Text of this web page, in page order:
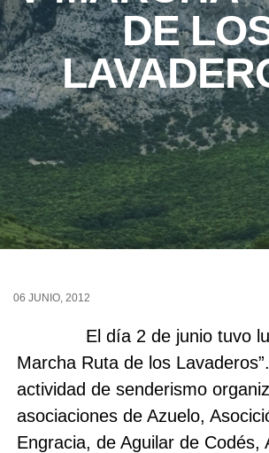
DE
06 JUNIO, 2012
El día 2 de junio tuvo
Marcha Ruta de los
actividad de senderismo
asociaciones de Azuelo,
Engracia, de Aguilar de Codés,